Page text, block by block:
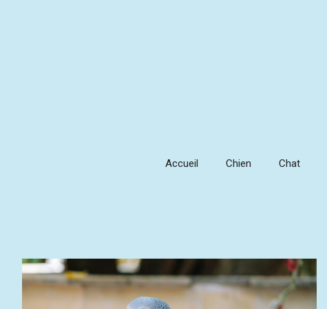
Accueil Chien Chat